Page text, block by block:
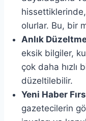
olurlar. Bu, bir
Anlık
eksik bilgiler,
çok daha hızlı
düzeltilebilir.
Yeni Haber
gazetecilerin